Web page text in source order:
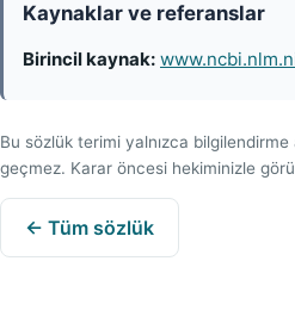
Kaynaklar ve referanslar
Birincil kaynak:
Bu sözlük terimi yalnızca bilgilendirme
geçmez. Karar öncesi hekiminizle
← Tüm sözlük